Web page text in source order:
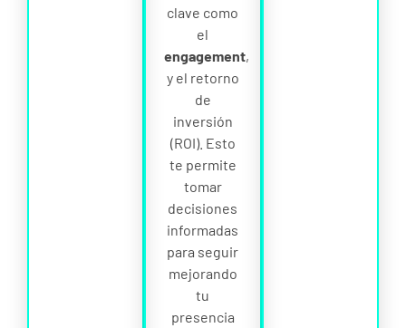
clave como
el
engagement,
y el retorno
de
inversión
(ROI). Esto
te permite
tomar
decisiones
informadas
para seguir
mejorando
tu
presencia